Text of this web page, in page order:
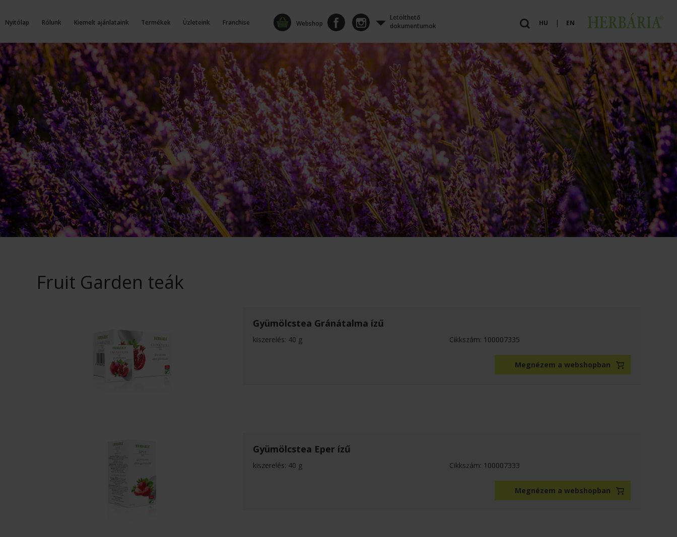
Nyitólap Rólunk Kiemelt ajánlataink Termékek Üzleteink Franchise Webshop
Letölthető
dokumentumok
HU | EN
Fruit Garden teák
Gyümölcstea Gránátalma ízű
kiszerelés: 40 g Cikkszám: 100007335
Megnézem a webshopban
Gyümölcstea Eper ízű
kiszerelés: 40 g Cikkszám: 100007333
Megnézem a webshopban